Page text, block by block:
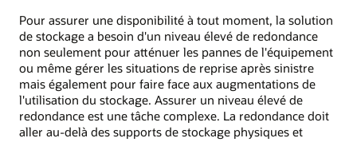
Pour assurer une disponibilité à tout moment, la solution
de stockage a besoin d'un niveau élevé de redondance
non seulement pour atténuer les pannes de l'équipement
ou même gérer les situations de reprise après sinistre
mais également pour faire face aux augmentations de
l'utilisation du stockage. Assurer un niveau élevé de
redondance est une tâche complexe. La redondance doit
aller au-delà des supports de stockage physiques et